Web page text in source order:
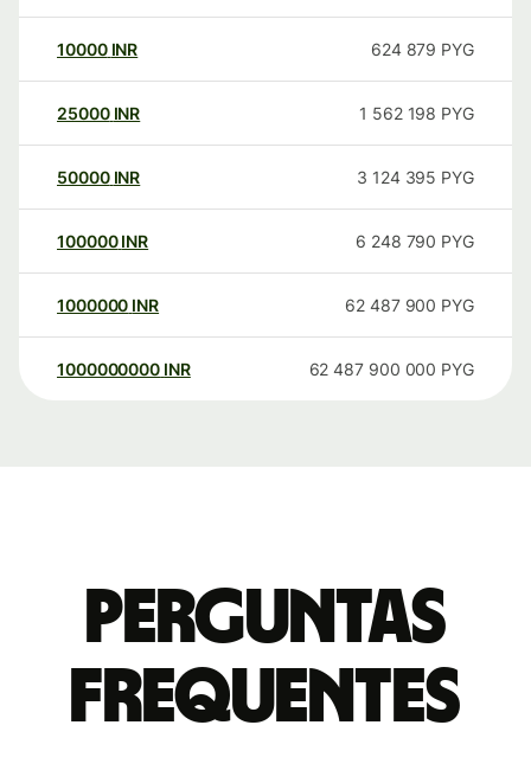
10000 INR 624 879 PYG
25000 INR 1 562 198 PYG
50000 INR 3 124 395 PYG
100000 INR 6 248 790 PYG
1000000 INR 62 487 900 PYG
1000000000 INR 62 487 900 000 PYG
Perguntas
frequentes